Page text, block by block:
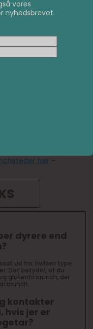
vores
nyhedsbrevet.
at du også kan
tænke på din
en lækker
her –
dyrere end
ud fra, hvilken type
Det betyder, at du
glutenfri brunch, der
brunch.
kontakter
hvis jer er